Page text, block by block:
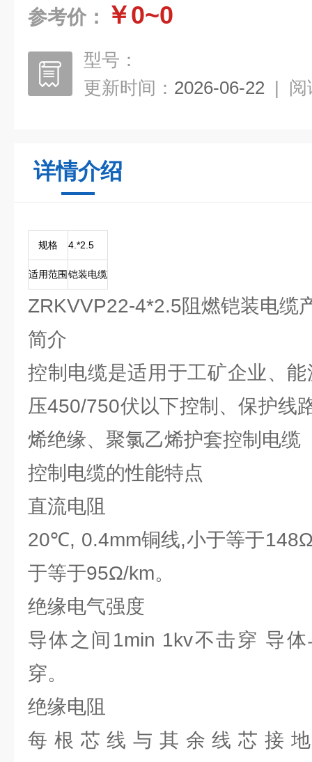
参考价： ￥0~0
型号：
更新时间： 2026-06-22 | 阅
详情介绍
规格 4.*2.5
适用范围铠装电缆
ZRKVVP22-4*2.5阻燃铠装电缆
简介
控制电缆是适用于工矿企业、
压450/750伏以下控制、保护线
烯绝缘、聚氯乙烯护套控制电缆
控制电缆的性能特点
直流电阻
20℃, 0.4mm铜线,小于等于
于等于95Ω/km。
绝缘电气强度
导体之间1min 1kv不击穿 导
穿。
绝缘电阻
每根芯线与其余线芯接